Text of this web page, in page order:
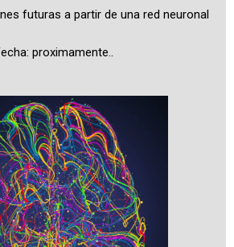
futuras a partir de una red neuronal
proximamente..